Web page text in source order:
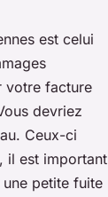
est celui
votre facture
devriez
Ceux-ci
il est important
petite fuite